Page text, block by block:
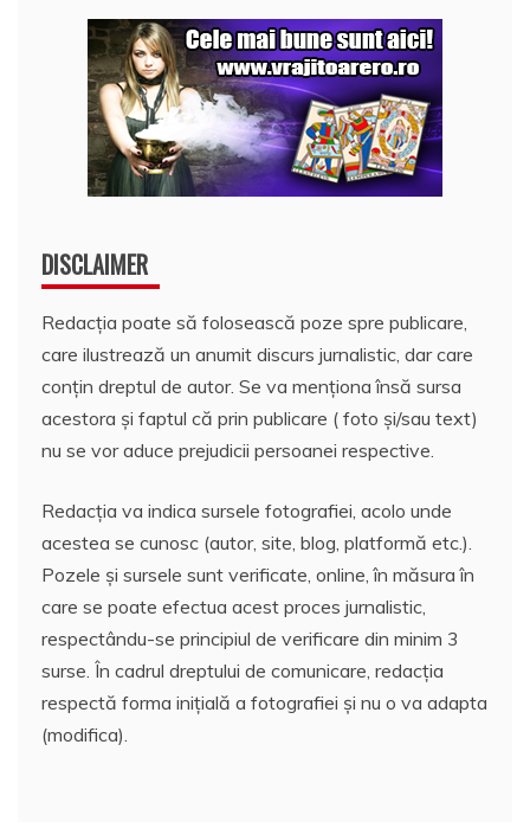
DISCLAIMER
Redacția poate să folosească poze spre publicare,
care ilustrează un anumit discurs jurnalistic, dar care
conțin dreptul de autor. Se va menționa însă sursa
acestora și faptul că prin publicare ( foto și/sau text)
nu se vor aduce prejudicii persoanei respective.
Redacția va indica sursele fotografiei, acolo unde
acestea se cunosc (autor, site, blog, platformă etc.).
Pozele și sursele sunt verificate, online, în măsura în
care se poate efectua acest proces jurnalistic,
respectându-se principiul de verificare din minim 3
surse. În cadrul dreptului de comunicare, redacția
respectă forma inițială a fotografiei și nu o va adapta
(modifica).